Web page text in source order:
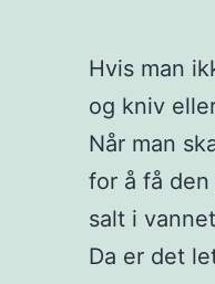
Hvis man
og kniv
Når man
for å få den
salt i
Da er det